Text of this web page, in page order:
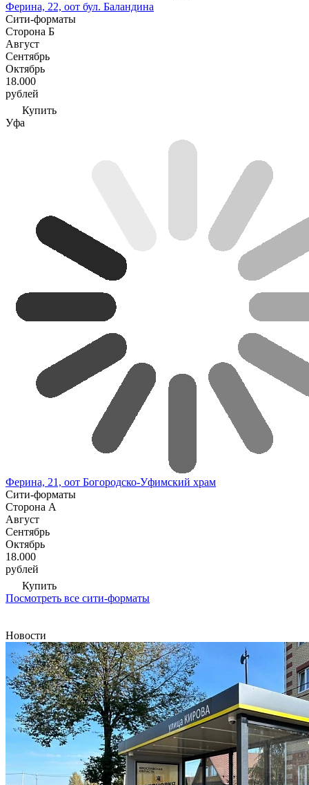
Ферина, 22, оот бул. Баландина
Сити-форматы
Сторона Б
Август
Сентябрь
Октябрь
18.000
рублей
Купить
Уфа
Ферина, 21, оот Богородско-Уфимский храм
Сити-форматы
Сторона А
Август
Сентябрь
Октябрь
18.000
рублей
Купить
Посмотреть все сити-форматы
Новости